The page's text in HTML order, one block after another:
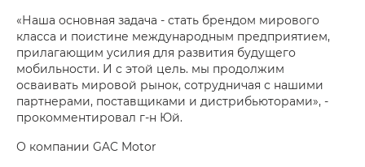
«Наша основная задача - стать брендом мирового
класса и поистине международным предприятием,
прилагающим усилия для развития будущего
мобильности. И с этой цель. мы продолжим
осваивать мировой рынок, сотрудничая с нашими
партнерами, поставщиками и дистрибьюторами», -
прокомментировал г-н Юй.
О компании GAC Motor